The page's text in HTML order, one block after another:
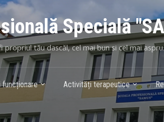
Specială
propriul tău dascăl, cel mai bun si cel mai
funcționare Activități terapeutice